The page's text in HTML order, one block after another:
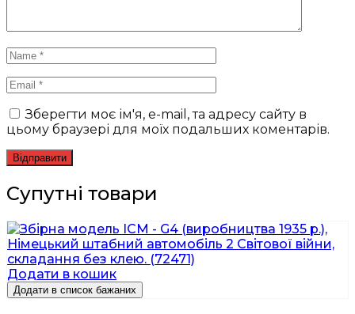
Зберегти моє ім'я, e-mail, та адресу сайту в
цьому браузері для моїх подальших коментарів.
Супутні товари
Додати в кошик
Додати в список бажаних